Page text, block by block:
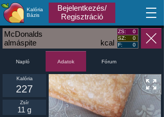
Kalória
Bázis
Bejelentkezés/
Regisztráció
MA
kcal
McDonalds
almáspite
ZS:
0
SZ:
0
F:
0
Napló Adatok Fórum
Kalória
227
Zsír
11 g